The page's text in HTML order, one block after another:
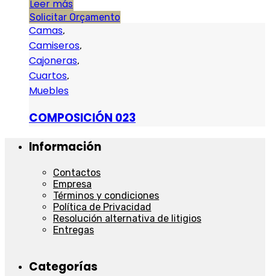
Leer más
Solicitar Orçamento
Camas,
Camiseros,
Cajoneras,
Cuartos,
Muebles
COMPOSICIÓN 023
Información
Contactos
Empresa
Términos y condiciones
Política de Privacidad
Resolución alternativa de litigios
Entregas
Categorías